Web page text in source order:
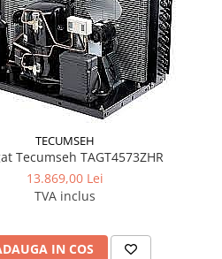
TECUMSEH
Tecumseh TAGT4573ZHR
13.869,00 Lei
TVA inclus
IN COS